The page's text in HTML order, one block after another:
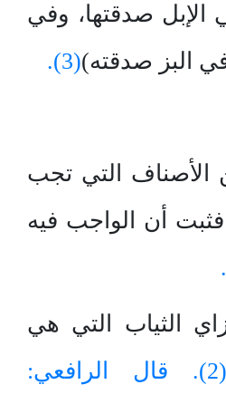
صدقتها، وفي
البز صدقته)(3).
الأصناف التي تجب
فثبت أن الواجب فيه
الثياب التي هي
(2). قال الرافعي: